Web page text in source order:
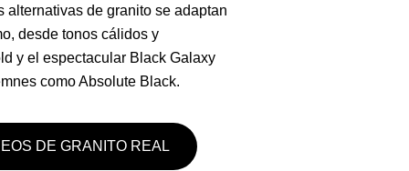
alternativas de granito se adaptan
desde tonos cálidos y
y el espectacular Black Galaxy
como Absolute Black.
DE GRANITO REAL